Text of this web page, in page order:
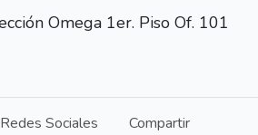
Omega 1er. Piso Of. 101
Redes Sociales Compartir